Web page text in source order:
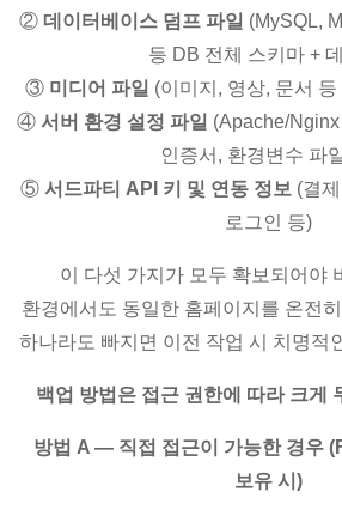
② 데이터베이스 덤프 파일 (MySQL,
등 DB 전체 스키마 +
③ 미디어 파일 (이미지, 영상, 문서
④ 서버 환경 설정 파일 (Apache/
인증서, 환경변수 파
⑤ 서드파티 API 키 및 연동 정보 (결
로그인 등)
이 다섯 가지가 모두 확보되어야
환경에서도 동일한 홈페이지를 온전
하나라도 빠지면 이전 작업 시 치명적
백업 방법은 접근 권한에 따라 크게
방법 A — 직접 접근이 가능한 경우
보유 시)